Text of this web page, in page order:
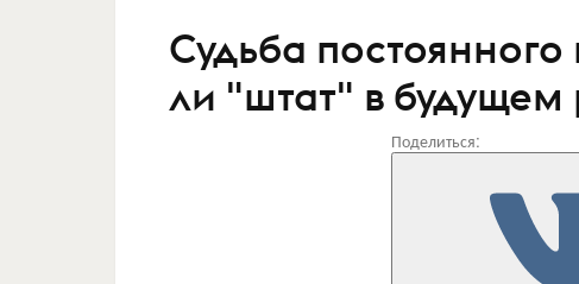
Судьба
ли "штат" в будущем
Поделиться: